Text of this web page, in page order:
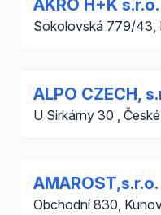
AKRO H+K s.r.o.
Sokolovská 779/43,
ALPO CZECH,
U Sirkárny 30 ,
AMAROST,s.r.o.
Obchodní 830,